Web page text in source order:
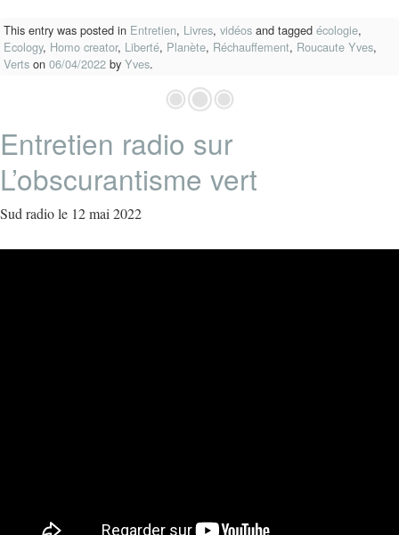
This entry was posted in Entretien, Livres, vidéos and tagged écologie,
Ecology, Homo creator, Liberté, Planète, Réchauffement, Roucaute Yves,
Verts on 06/04/2022 by Yves.
Entretien radio sur
L’obscurantisme vert
Sud radio le 12 mai 2022